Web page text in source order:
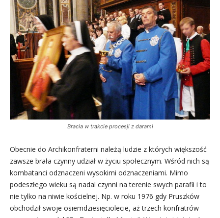
Bracia w trakcie procesji z darami
Obecnie do Archikonfraterni należą ludzie z których większość
zawsze brała czynny udział w życiu społecznym. Wśród nich są
kombatanci odznaczeni wysokimi odznaczeniami. Mimo
podeszłego wieku są nadal czynni na terenie swych parafii i to
nie tylko na niwie kościelnej. Np. w roku 1976 gdy Pruszków
obchodził swoje osiemdziesięciolecie, aż trzech konfratrów